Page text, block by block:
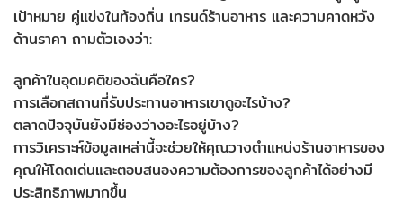
เป้าหมาย คู่แข่งในท้องถิ่น เทรนด์ร้านอาหาร และความคาดหวัง
ด้านราคา ถามตัวเองว่า:
ลูกค้าในอุดมคติของฉันคือใคร?
การเลือกสถานที่รับประทานอาหารเขาดูอะไรบ้าง?
ตลาดปัจจุบันยังมีช่องว่างอะไรอยู่บ้าง?
การวิเคราะห์ข้อมูลเหล่านี้จะช่วยให้คุณวางตำแหน่งร้านอาหารของ
คุณให้โดดเด่นและตอบสนองความต้องการของลูกค้าได้อย่างมี
ประสิทธิภาพมากขึ้น